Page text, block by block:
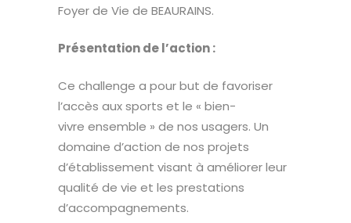
Foyer de Vie de BEAURAINS.
Présentation de l’action :
Ce challenge a pour but de favoriser
l’accès aux sports et le « bien-
vivre ensemble » de nos usagers. Un
domaine d’action de nos projets
d’établissement visant à améliorer leur
qualité de vie et les prestations
d’accompagnements.